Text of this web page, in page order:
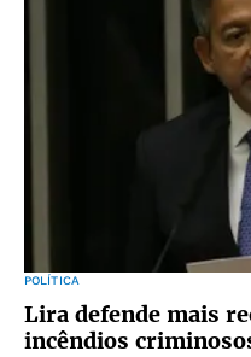
POLÍTICA
Lira defende mais
incêndios